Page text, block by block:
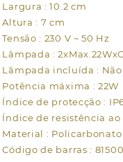
Largura : 10.2 cm
Altura : 7 cm
Tensão : 230 V ~ 50 Hz
Lâmpada :
Lâmpada incluída : Não
Potência máxima : 22W
Índice de protecção :
Índice de resistência ao
Material : Policarbonato
Código de barras :